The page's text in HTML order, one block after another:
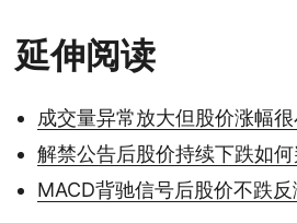
延伸阅读
成交量异常放大但股价涨幅
解禁公告后股价持续下跌如
MACD背驰信号后股价不跌